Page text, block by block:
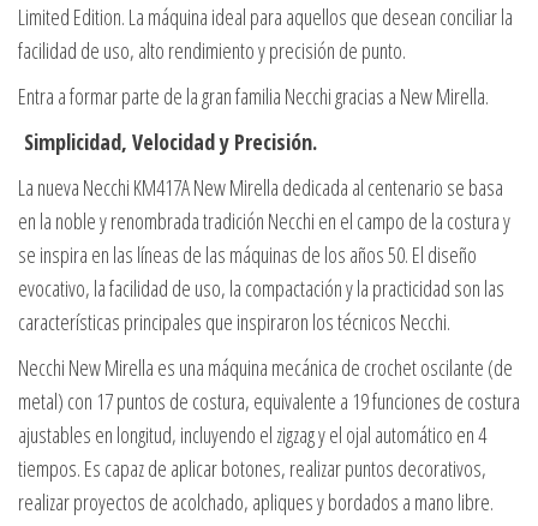
Limited Edition. La máquina ideal para aquellos que desean conciliar la
facilidad de uso, alto rendimiento y precisión de punto.
Entra a formar parte de la gran familia Necchi gracias a New Mirella.
Simplicidad, Velocidad y Precisión.
La nueva Necchi KM417A New Mirella dedicada al centenario se basa
en la noble y renombrada tradición Necchi en el campo de la costura y
se inspira en las líneas de las máquinas de los años 50. El diseño
evocativo, la facilidad de uso, la compactación y la practicidad son las
características principales que inspiraron los técnicos Necchi.
Necchi New Mirella es una máquina mecánica de crochet oscilante (de
metal) con 17 puntos de costura, equivalente a 19 funciones de costura
ajustables en longitud, incluyendo el zigzag y el ojal automático en 4
tiempos. Es capaz de aplicar botones, realizar puntos decorativos,
realizar proyectos de acolchado, apliques y bordados a mano libre.